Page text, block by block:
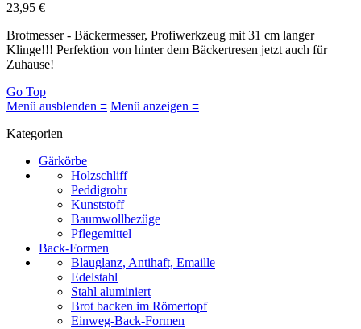
23,95 €
Brotmesser - Bäckermesser, Profiwerkzeug mit 31 cm langer
Klinge!!! Perfektion von hinter dem Bäckertresen jetzt auch für
Zuhause!
Go Top
Menü ausblenden ≡ Menü anzeigen ≡
Kategorien
Gärkörbe
Holzschliff
Peddigrohr
Kunststoff
Baumwollbezüge
Pflegemittel
Back-Formen
Blauglanz, Antihaft, Emaille
Edelstahl
Stahl aluminiert
Brot backen im Römertopf
Einweg-Back-Formen